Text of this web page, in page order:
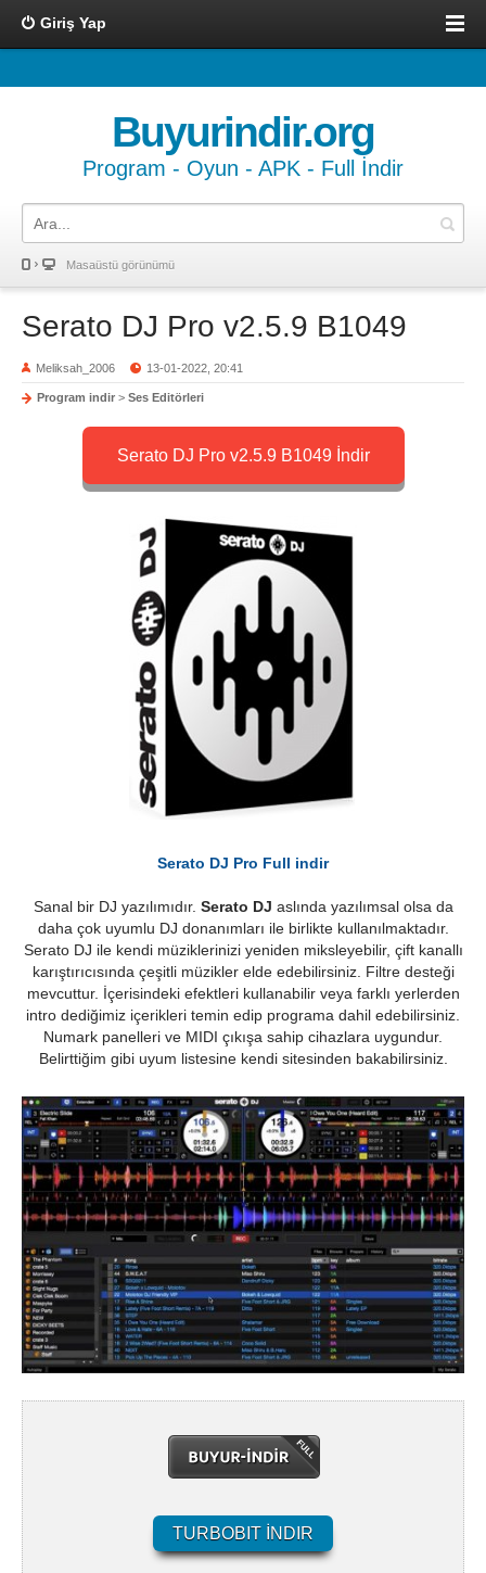
Giriş Yap
Buyurindir.org
Program - Oyun - APK - Full İndir
Masaüstü görünümü
Serato DJ Pro v2.5.9 B1049
Meliksah_2006 13-01-2022, 20:41
Program indir > Ses Editörleri
Serato DJ Pro v2.5.9 B1049 İndir
Serato DJ Pro Full indir
Sanal bir DJ yazılımıdır. Serato DJ aslında yazılımsal olsa da
daha çok uyumlu DJ donanımları ile birlikte kullanılmaktadır.
Serato DJ ile kendi müziklerinizi yeniden miksleyebilir, çift kanallı
karıştırıcısında çeşitli müzikler elde edebilirsiniz. Filtre desteği
mevcuttur. İçerisindeki efektleri kullanabilir veya farklı yerlerden
intro dediğimiz içerikleri temin edip programa dahil edebilirsiniz.
Numark panelleri ve MIDI çıkışa sahip cihazlara uygundur.
Belirttiğim gibi uyum listesine kendi sitesinden bakabilirsiniz.
TURBOBIT İNDIR